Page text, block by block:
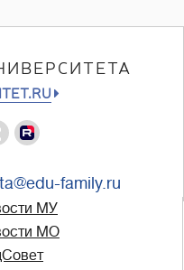
family.ru
МУ
МО